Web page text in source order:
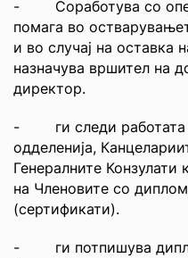
- Соработува со
помага во
и во случај на оставка
назначува вршител на
директор.
- ги следи работата и
одделенија,
Генералните Конзулати
на Членовите со
(сертификати).
- ги потпишува